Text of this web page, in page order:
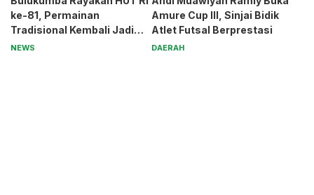
ke-81, Permainan
Tradisional Kembali Jadi
Magnet
NEWS
Amure Cup III, Sinjai Bidik
Atlet Futsal Berprestasi
DAERAH